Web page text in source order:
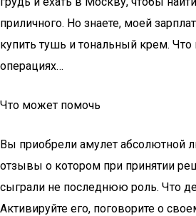
приличного. Но знаете, моей
купить тушь и тональный крем. Что
операциях…
Что может помочь
Вы приобрели амулет абсолютной
отзывы о котором при принятии
сыграли не последнюю роль. Что
Активируйте его, поговорите о